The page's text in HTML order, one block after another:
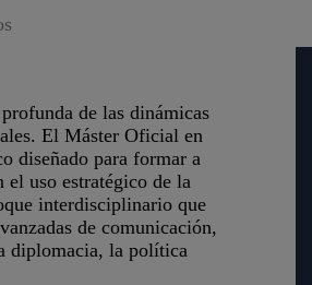
de las dinámicas
El Máster Oficial en
diseñado para formar a
el uso estratégico de la
interdisciplinario que
de comunicación,
diplomacia, la política